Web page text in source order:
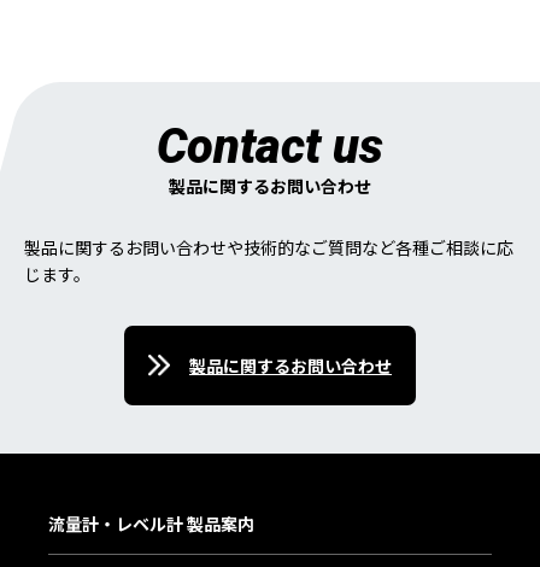
Contact us
製品に関するお問い合わせ
製品に関するお問い合わせや技術的なご質問など各種ご相談に応
じます。
製品に関するお問い合わせ
流量計・レベル計 製品案内